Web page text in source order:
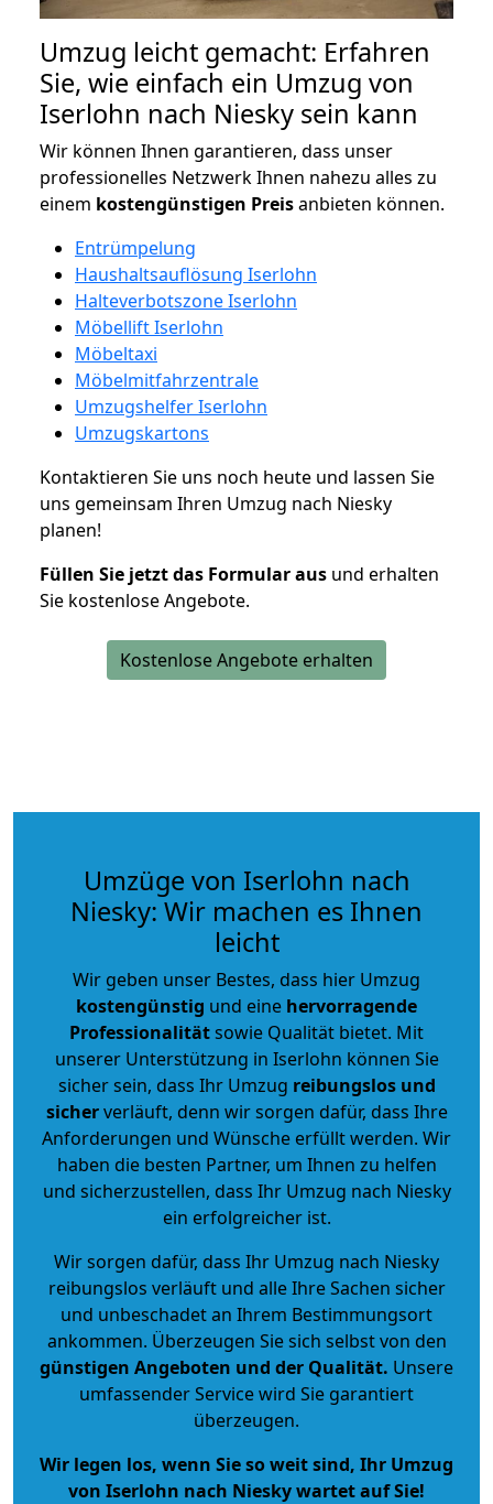
Umzug leicht gemacht: Erfahren
Sie, wie einfach ein Umzug von
Iserlohn nach Niesky sein kann
Wir können Ihnen garantieren, dass unser
professionelles Netzwerk Ihnen nahezu alles zu
einem kostengünstigen Preisanbieten können.
Entrümpelung
Haushaltsauflösung Iserlohn
Halteverbotszone Iserlohn
Möbellift Iserlohn
Möbeltaxi
Möbelmitfahrzentrale
Umzugshelfer Iserlohn
Umzugskartons
Kontaktieren Sie uns noch heute und lassen Sie
uns gemeinsam Ihren Umzug nach Niesky
planen!
Füllen Sie jetzt das Formular aus und erhalten
Sie kostenlose Angebote.
Kostenlose Angebote erhalten
Umzüge von Iserlohn nach
Niesky: Wir machen es Ihnen
leicht
Wir geben unser Bestes, dass hier Umzug
kostengünstig und eine hervorragende
Professionalitätsowie Qualität bietet. Mit
unserer Unterstützung in Iserlohn können Sie
sicher sein, dass Ihr Umzug reibungslos und
sicherverläuft, denn wir sorgen dafür, dass Ihre
Anforderungen und Wünsche erfüllt werden. Wir
haben die besten Partner, um Ihnen zu helfen
und sicherzustellen, dass Ihr Umzug nach Niesky
ein erfolgreicher ist.
Wir sorgen dafür, dass Ihr Umzug nach Niesky
reibungslos verläuft und alle Ihre Sachen sicher
und unbeschadet an Ihrem Bestimmungsort
ankommen. Überzeugen Sie sich selbst von den
günstigen Angeboten und der Qualität. Unsere
umfassender Service wird Sie garantiert
überzeugen.
Wir legen los, wenn Sie so weit sind, Ihr Umzug
von Iserlohn nach Niesky wartet auf Sie!